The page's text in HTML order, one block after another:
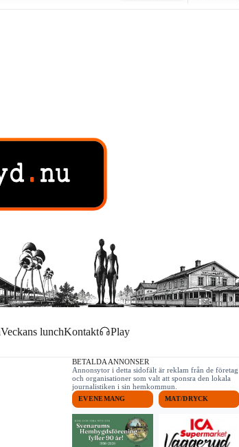
Veckans lunchKontakt Play
BETALDA ANNONSER
Annonsytor i detta sidofält är reklam från de företag
och organisationer som valt att sponsra den lokala
journalistiken i sin hemkommun.
EVENEMANG MAT/DRYCK